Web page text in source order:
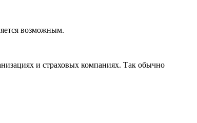
возможным.
и страховых компаниях. Так обычно